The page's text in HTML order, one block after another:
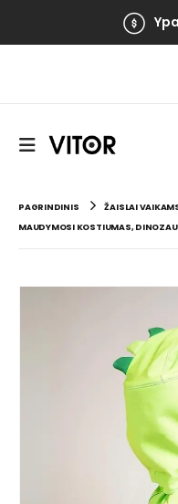
PAGRINDINIS ŽAISLAI
MAUDYMOSI KOSTIUMAS,